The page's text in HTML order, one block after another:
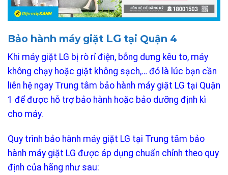
Bảo hành máy giặt LG tại Quận 4
Khi máy giặt LG bị rò rỉ điện, bỗng dưng kêu to, máy
không chạy hoặc giặt không sạch,… đó là lúc bạn cần
liên hệ ngay Trung tâm bảo hành máy giặt LG tại Quận
1 để được hỗ trợ bảo hành hoặc bảo dưỡng định kì
cho máy.
Quy trình bảo hành máy giặt LG tại Trung tâm bảo
hành máy giặt LG được áp dụng chuẩn chỉnh theo quy
định của hãng như sau: